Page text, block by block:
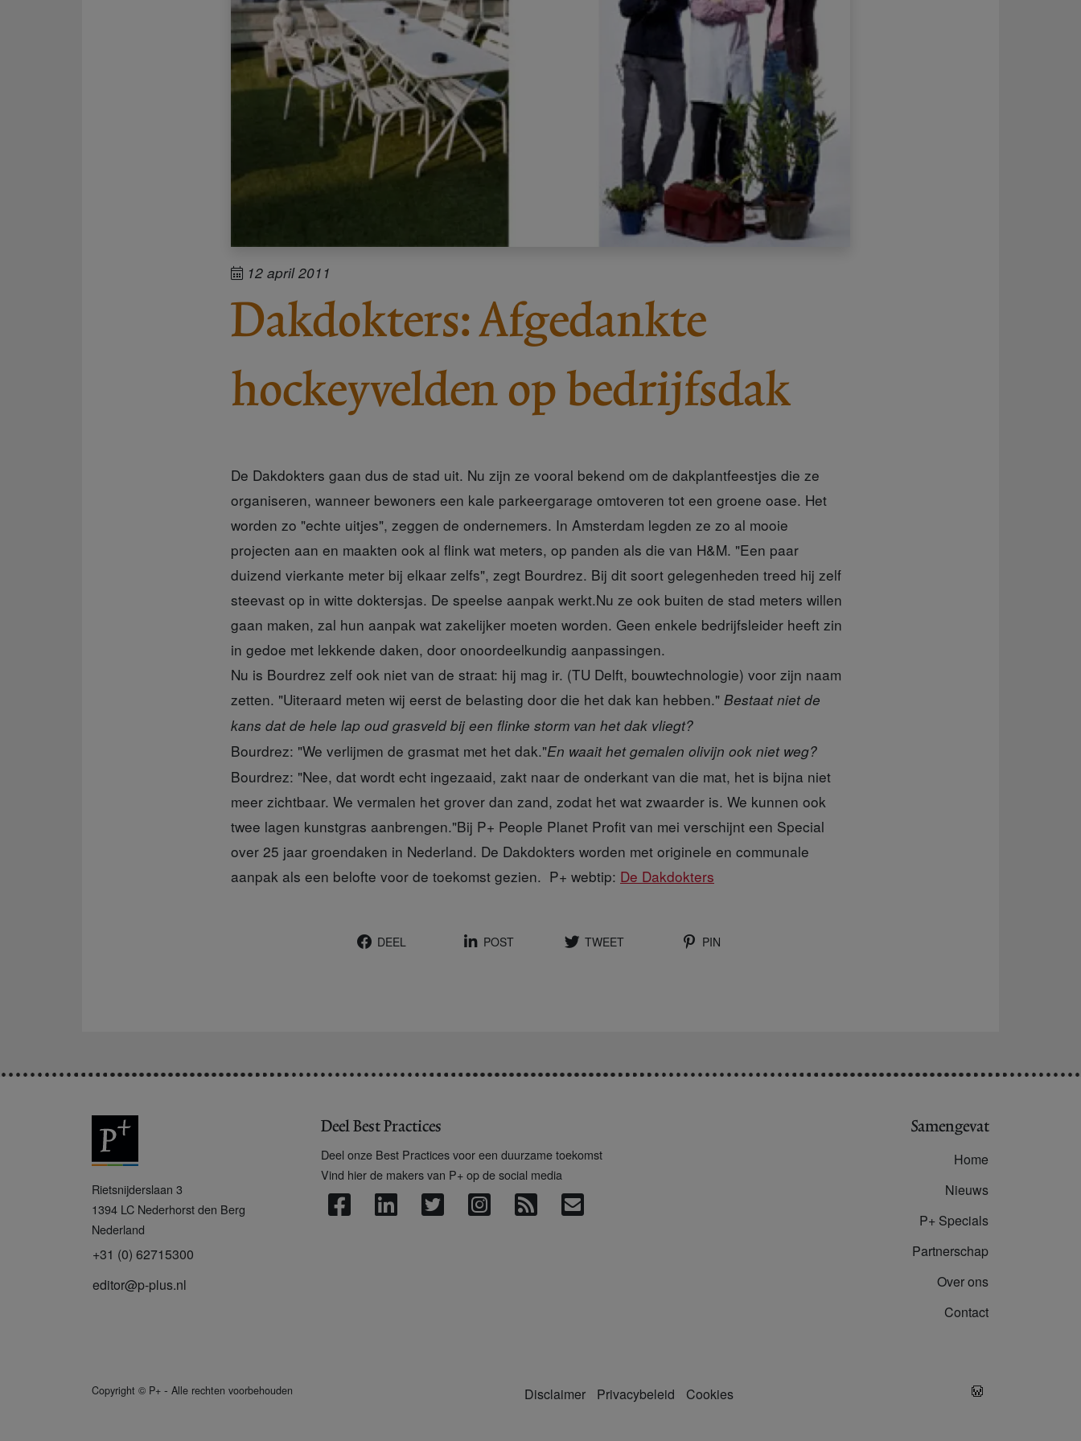
12 april 2011
Dakdokters: Afgedankte
hockeyvelden op bedrijfsdak
De Dakdokters gaan dus de stad uit. Nu zijn ze vooral bekend om de dakplantfeestjes die ze
organiseren, wanneer bewoners een kale parkeergarage omtoveren tot een groene oase. Het
worden zo "echte uitjes", zeggen de ondernemers. In Amsterdam legden ze zo al mooie
projecten aan en maakten ook al flink wat meters, op panden als die van H&M. "Een paar
duizend vierkante meter bij elkaar zelfs", zegt Bourdrez. Bij dit soort gelegenheden treed hij zelf
steevast op in witte doktersjas. De speelse aanpak werkt.Nu ze ook buiten de stad meters willen
gaan maken, zal hun aanpak wat zakelijker moeten worden. Geen enkele bedrijfsleider heeft zin
in gedoe met lekkende daken, door onoordeelkundig aanpassingen.
Nu is Bourdrez zelf ook niet van de straat: hij mag ir. (TU Delft, bouwtechnologie) voor zijn naam
zetten. "Uiteraard meten wij eerst de belasting door die het dak kan hebben." Bestaat niet de
kans dat de hele lap oud grasveld bij een flinke storm van het dak vliegt?
Bourdrez: "We verlijmen de grasmat met het dak."En waait het gemalen olivijn ook niet weg?
Bourdrez: "Nee, dat wordt echt ingezaaid, zakt naar de onderkant van die mat, het is bijna niet
meer zichtbaar. We vermalen het grover dan zand, zodat het wat zwaarder is. We kunnen ook
twee lagen kunstgras aanbrengen."Bij P+ People Planet Profit van mei verschijnt een Special
over 25 jaar groendaken in Nederland. De Dakdokters worden met originele en communale
aanpak als een belofte voor de toekomst gezien. P+ webtip: De Dakdokters
DEEL POST TWEET PIN
+
Rietsnijderslaan 3
1394 LC Nederhorst den Berg
Nederland
+31 (0) 62715300
editor@p-plus.nl
Deel Best Practices
Deel onze Best Practices voor een duurzame toekomst
Vind hier de makers van P+ op de social media
Samengevat
Home
Nieuws
P+ Specials
Partnerschap
Over ons
Contact
Copyright © P+ - Alle rechten voorbehouden Disclaimer Privacybeleid Cookies